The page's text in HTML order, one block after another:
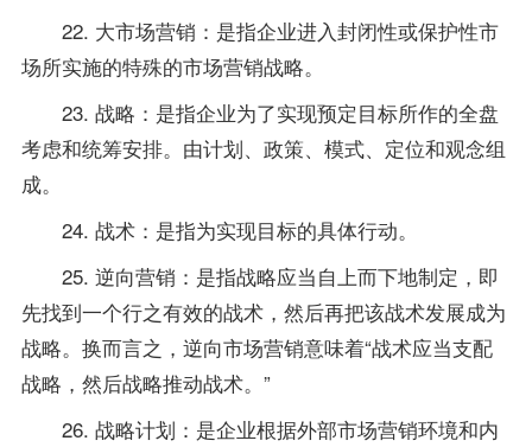
22. 大市场营销：是指企业进入封闭性或保护性市
场所实施的特殊的市场营销战略。
23. 战略：是指企业为了实现预定目标所作的全盘
考虑和统筹安排。由计划、政策、模式、定位和观念组
成。
24. 战术：是指为实现目标的具体行动。
25. 逆向营销：是指战略应当自上而下地制定，即
先找到一个行之有效的战术，然后再把该战术发展成为
战略。换而言之，逆向市场营销意味着“战术应当支配
战略，然后战略推动战术。”
26. 战略计划：是企业根据外部市场营销环境和内